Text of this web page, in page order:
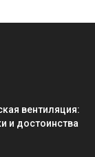
вентиляция:
и достоинства